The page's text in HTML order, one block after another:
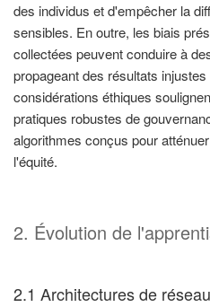
des individus et d'empêcher la
sensibles. En outre, les biais
collectées peuvent conduire à
propageant des résultats
considérations éthiques
pratiques robustes de
algorithmes conçus pour
l'équité.
2. Évolution de
2.1 Architectures de